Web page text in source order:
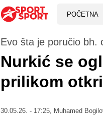
POČETNA
Evo šta je poručio bh.
Nurkić se
prilikom
30.05.26. - 17:25, Muhamed